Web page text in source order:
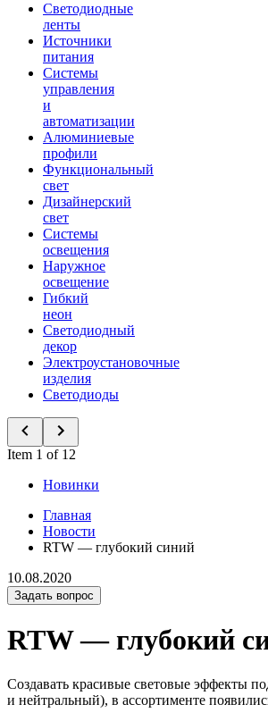
Светодиодные
ленты
Источники
питания
Системы
управления
и
автоматизации
Алюминиевые
профили
Функциональный
свет
Дизайнерский
свет
Системы
освещения
Наружное
освещение
Гибкий
неон
Светодиодный
декор
Электроустановочные
изделия
Светодиоды
Item 1 of 12
Новинки
Главная
Новости
RTW — глубокий синий
10.08.2020
Задать вопрос
RTW — глубокий
Создавать красивые световые эффекты
и нейтральный), в ассортименте